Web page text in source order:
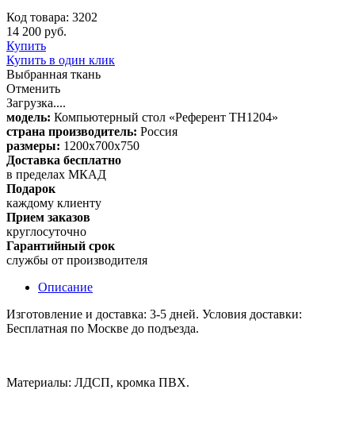
Код товара: 3202
14 200 руб.
Купить
Купить в один клик
Выбранная ткань
Отменить
Загрузка....
модель: Компьютерный стол «Референт TH1204»
страна производитель: Россия
размеры: 1200x700x750
Доставка бесплатно
в пределах МКАД
Подарок
каждому клиенту
Прием заказов
круглосуточно
Гарантийный срок
службы от производителя
Описание
Изготовление и доставка: 3-5 дней. Условия доставки:
Бесплатная по Москве до подъезда.
Материалы: ЛДСП, кромка ПВХ.